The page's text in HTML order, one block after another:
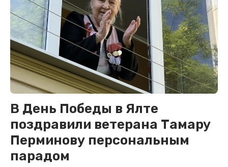
В День Победы в Ялте
поздравили ветерана Тамару
Перминову персональным
парадом